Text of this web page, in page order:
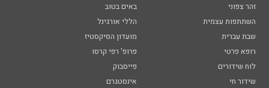
זהר צפוני
באים בטוב
השתתפות עצמית
הללי אורגינל
שבת עברית
מועדון הסיקסטיז
רופא פרטי
פרופ' רפי קרסו
לוח שידורים
פייסבוק
שידור חי
אינסטגרם